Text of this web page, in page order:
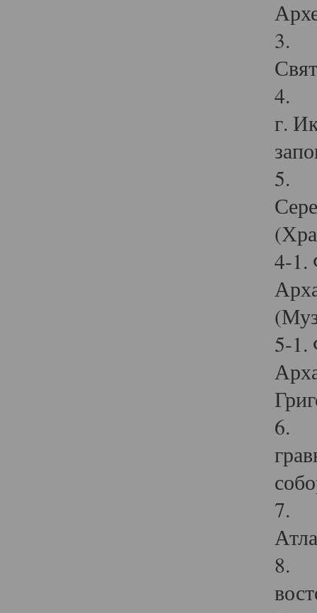
3.
4.
г.
5.
4-1.
5-1.
6.
7.
8.